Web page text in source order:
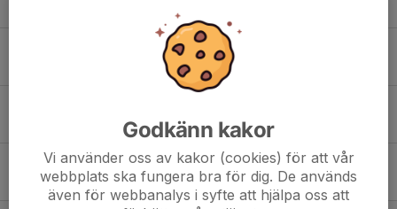
Handboll/basket
1
7 mar 2023 0
Multisport på sportlovet
5 mar 2023 0
Godkänn kakor
Vi använder oss av kakor (cookies) för att vår
webbplats ska fungera bra för dig. De används
även för webbanalys i syfte att hjälpa oss att